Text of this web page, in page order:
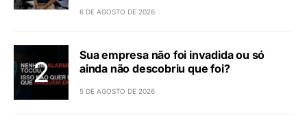
6 DE AGOSTO DE 2026
Sua empresa não foi invadida ou só
ainda não descobriu que foi?
5 DE AGOSTO DE 2026